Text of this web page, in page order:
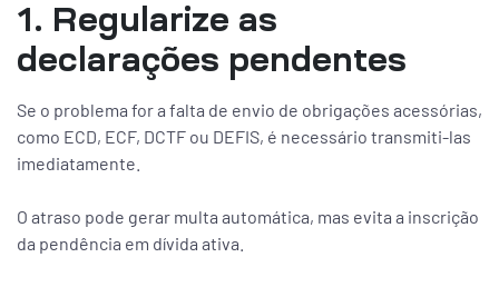
1. Regularize as
declarações pendentes
Se o problema for a falta de envio de obrigações acessórias,
como ECD, ECF, DCTF ou DEFIS, é necessário transmiti-las
imediatamente.
O atraso pode gerar multa automática, mas evita a inscrição
da pendência em dívida ativa.